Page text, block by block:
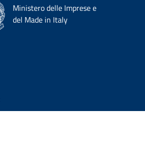
Ministero delle Imprese e
del Made in Italy